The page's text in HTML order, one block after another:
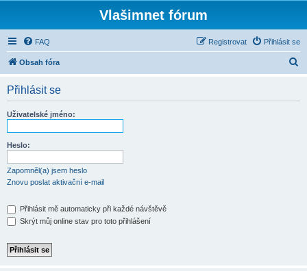
Vlašimnet fórum
FAQ Přihlásit se
Registrovat
Obsah fóra
Přihlásit se
Uživatelské jméno:
Heslo:
Zapomněl(a) jsem heslo
Znovu poslat aktivační e-mail
Přihlásit mě automaticky při každé návštěvě
Skrýt můj online stav pro toto přihlášení